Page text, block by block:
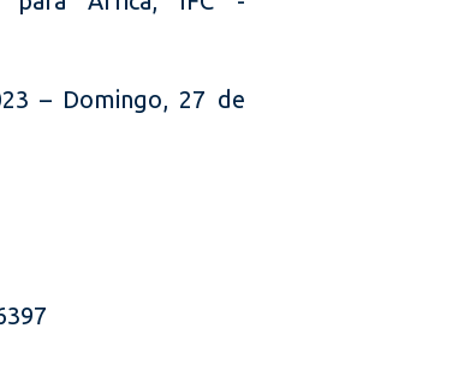
– Domingo, 27 de